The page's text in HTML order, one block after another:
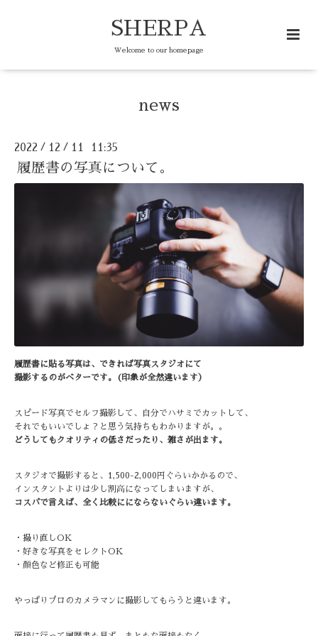
SHERPA
Welcome to our homepage
news
2022 / 12 / 11 11:35
履歴書の写真について。
履歴書に貼る写真は、できれば写真スタジオにて
撮影するのがベターです。(印象が全然違います）
スピード写真でセルフ撮影して、自分でハサミでカットして、
それでもいいでしょ？と思う気持ちもわかりますが。。
どうしてもクオリティの低さだったり、雑さが出ます。
スタジオで撮影すると、1,500-2,000円ぐらいかかるので、
インスタントよりは少し割高になってしまいますが、
コスパで言えば、全く比較ににならないぐらい違います。
・撮り直しOK
・好きな写真をセレクトOK
・顔色など修正も可能
やっぱりプロのカメラマンに撮影してもらうと違います。